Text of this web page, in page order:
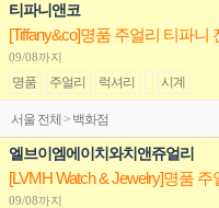
티파니앤코
09/08까지
명품 주얼리 럭셔리 시계
서울 전체 > 백화점
엘브이엠에이치와치앤쥬얼리
09/08까지